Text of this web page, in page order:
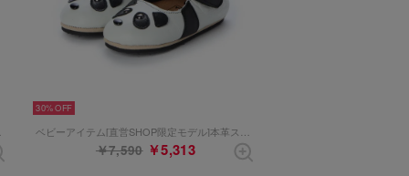
30%
￥7,590 ￥5,313